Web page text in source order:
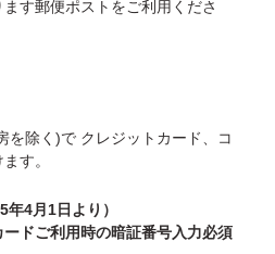
す郵便ポストをご利用くださ
を除く)で クレジットカード、コ
す。
年4月1日より）
ドご利用時の暗証番号入力必須